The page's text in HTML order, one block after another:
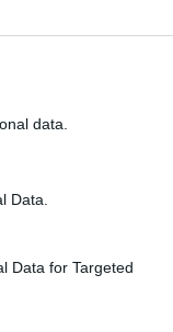
data.
Data.
Data for Targeted